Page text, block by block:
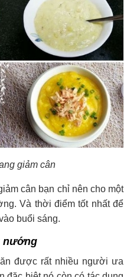
giảm cân
cân bạn chỉ nên cho một
Và thời điểm tốt nhất để
buổi sáng.
nướng
được rất nhiều người ưa